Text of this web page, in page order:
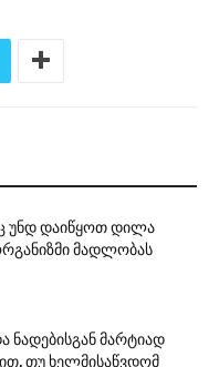
უნდ დაიწყოთ დილა
მადლობას
ნადებისგან მარტიად
თუ ხელმისაწვდომ